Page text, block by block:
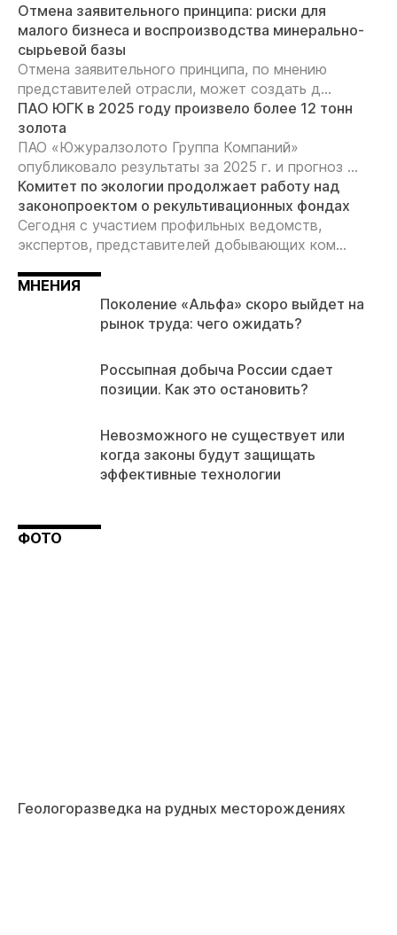
Отмена заявительного принципа: риски для
малого бизнеса и воспроизводства минерально-
сырьевой базы
Отмена заявительного принципа, по мнению
представителей отрасли, может создать д...
ПАО ЮГК в 2025 году произвело более 12 тонн
золота
ПАО «Южуралзолото Группа Компаний»
опубликовало результаты за 2025 г. и прогноз ...
Комитет по экологии продолжает работу над
законопроектом о рекультивационных фондах
Сегодня с участием профильных ведомств,
экспертов, представителей добывающих ком...
МНЕНИЯ
Поколение «Альфа» скоро выйдет на
рынок труда: чего ожидать?
Россыпная добыча России сдает
позиции. Как это остановить?
Невозможного не существует или
когда законы будут защищать
эффективные технологии
ФОТО
Геологоразведка на рудных месторождениях